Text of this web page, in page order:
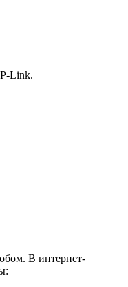
Link.
В интернет-